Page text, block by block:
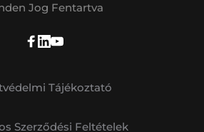
Jog Fentartva
Tájékoztató
Szerződési Feltételek